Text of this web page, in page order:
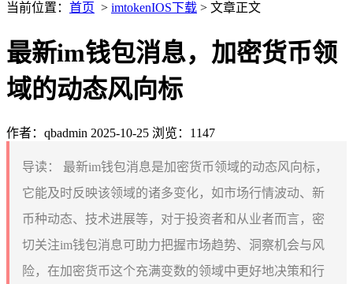
当前位置： 首页 > imtokenIOS下载 > 文章正文
最新im钱包消息，加密货币领
域的动态风向标
作者：qbadmin 2025-10-25 浏览：1147
导读：
最新im钱包消息是加密货币领域的动态风向标，
它能及时反映该领域的诸多变化，如市场行情波动、新
币种动态、技术进展等，对于投资者和从业者而言，密
切关注im钱包消息可助力把握市场趋势、洞察机会与风
险，在加密货币这个充满变数的领域中更好地决策和行